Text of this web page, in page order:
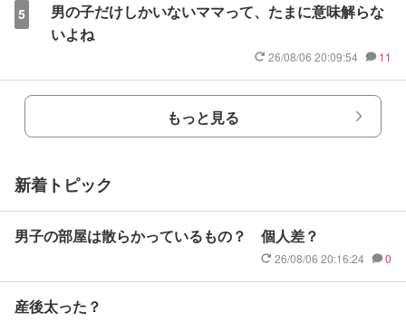
5
男の子だけしかいないママって、たまに意味解らな
いよね
26/08/06 20:09:54 11
もっと見る
新着トピック
男子の部屋は散らかっているもの？ 個人差？
26/08/06 20:16:24 0
産後太った？